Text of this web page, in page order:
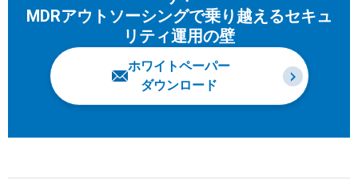
MDRアウトソーシングで乗り越えるセキュ
リティ運用の壁
ホワイトペーパー
ダウンロード